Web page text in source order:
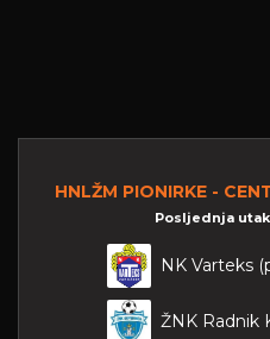
HNLŽM PIONIRKE -
Posljednja
NK Varteks
ŽNK Radnik